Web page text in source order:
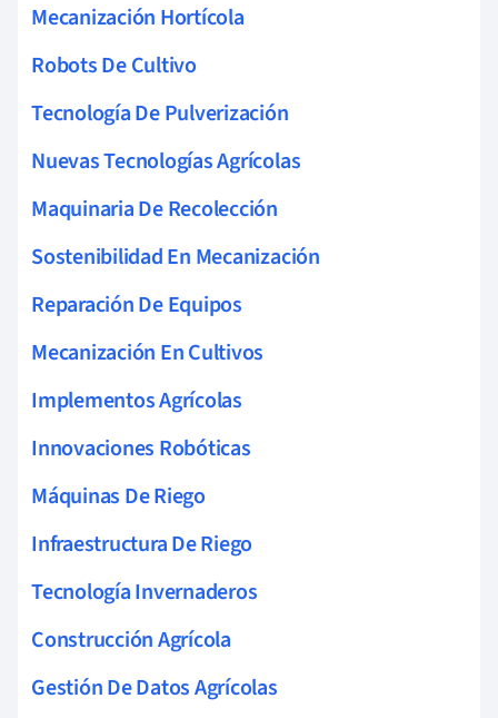
Mecanización Hortícola
Robots De Cultivo
Tecnología De Pulverización
Nuevas Tecnologías Agrícolas
Maquinaria De Recolección
Sostenibilidad En Mecanización
Reparación De Equipos
Mecanización En Cultivos
Implementos Agrícolas
Innovaciones Robóticas
Máquinas De Riego
Infraestructura De Riego
Tecnología Invernaderos
Construcción Agrícola
Gestión De Datos Agrícolas